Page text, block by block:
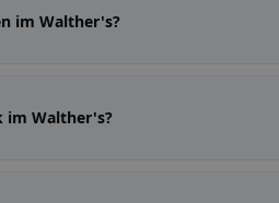
im Walther's?
im Walther's?